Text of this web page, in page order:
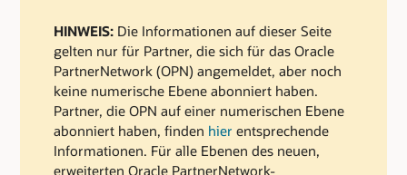
HINWEIS: Die Informationen auf dieser Seite
gelten nur für Partner, die sich für das Oracle
PartnerNetwork (OPN) angemeldet, aber noch
keine numerische Ebene abonniert haben.
Partner, die OPN auf einer numerischen Ebene
abonniert haben, finden hier entsprechende
Informationen. Für alle Ebenen des neuen,
erweiterten Oracle PartnerNetwork-